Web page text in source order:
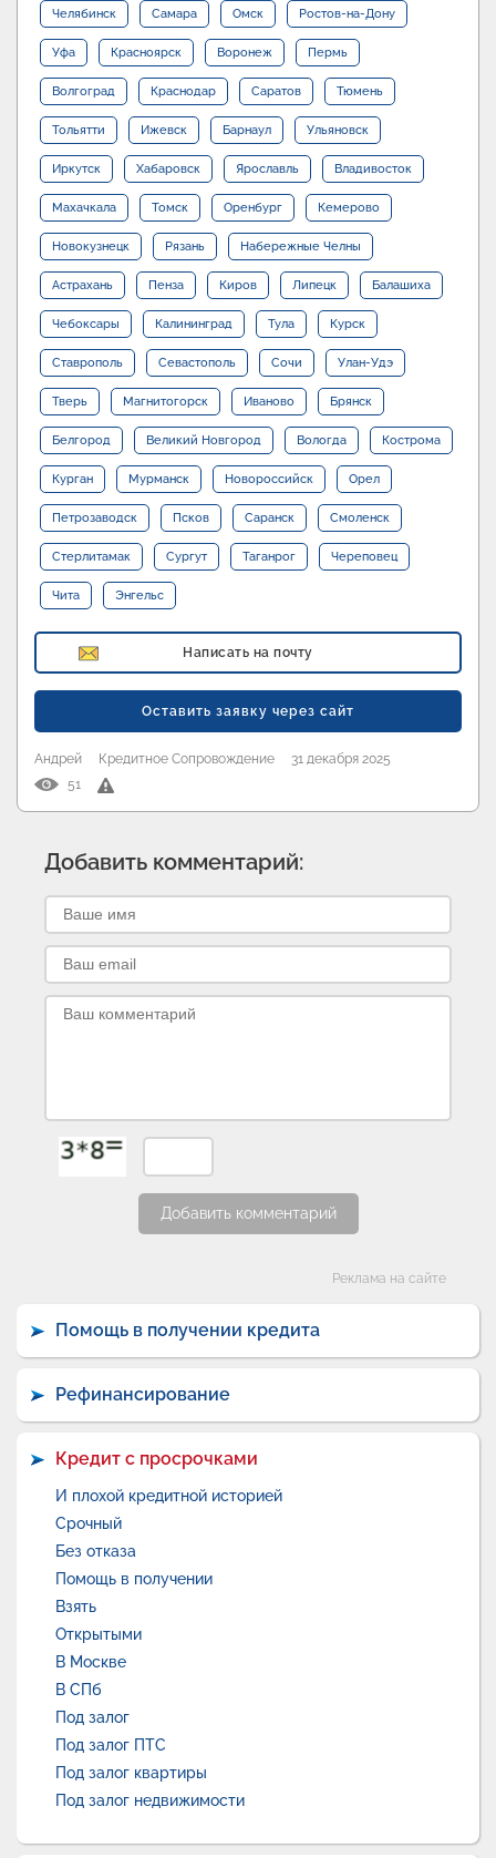
Челябинск Самара Омск Ростов-на-Дону
Уфа Красноярск Воронеж Пермь
Волгоград Краснодар Саратов Тюмень
Тольятти Ижевск Барнаул Ульяновск
Иркутск Хабаровск Ярославль Владивосток
Махачкала Томск Оренбург Кемерово
Новокузнецк Рязань Набережные Челны
Астрахань Пенза Киров Липецк Балашиха
Чебоксары Калининград Тула Курск
Ставрополь Севастополь Сочи Улан-Удэ
Тверь Магнитогорск Иваново Брянск
Белгород Великий Новгород Вологда Кострома
Курган Мурманск Новороссийск Орел
Петрозаводск Псков Саранск Смоленск
Стерлитамак Сургут Таганрог Череповец
Чита Энгельс
Написать на почту
Оставить заявку через сайт
Андрей Кредитное Сопровождение
31 декабря 2025
51
Добавить комментарий:
Добавить комментарий
Реклама на сайте
Помощь в получении кредита
Рефинансирование
Кредит с просрочками
И плохой кредитной историей
Срочный
Без отказа
Помощь в получении
Взять
Открытыми
В Москве
В СПб
Под залог
Под залог ПТС
Под залог квартиры
Под залог недвижимости